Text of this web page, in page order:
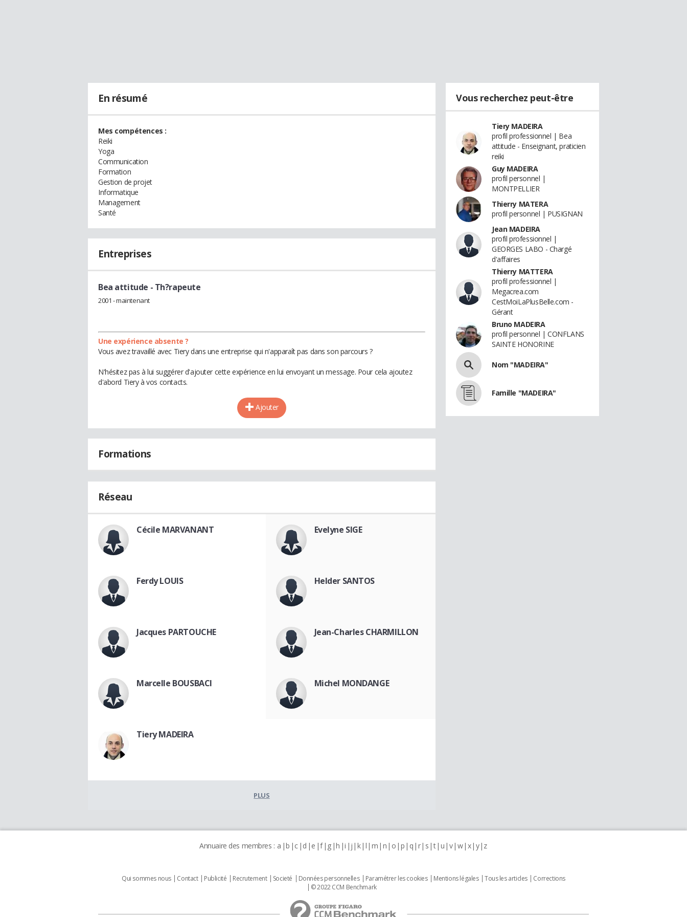
En résumé
Mes compétences :
Reiki
Yoga
Communication
Formation
Gestion de projet
Informatique
Management
Santé
Entreprises
Bea attitude - Th?rapeute
2001 - maintenant
Une expérience absente ?
Vous avez travaillé avec Tiery dans une entreprise qui n'apparaît pas dans son parcours ?
N'hésitez pas à lui suggérer d'ajouter cette expérience en lui envoyant un message. Pour cela ajoutez
d'abord Tiery à vos contacts.
Ajouter
Formations
Réseau
Cécile MARVANANT Evelyne SIGE
Ferdy LOUIS Helder SANTOS
Jacques PARTOUCHE Jean-Charles CHARMILLON
Marcelle BOUSBACI Michel MONDANGE
Tiery MADEIRA
PLUS
Vous recherchez peut-être
Tiery MADEIRA
profil professionnel | Bea
attitude - Enseignant, praticien
reiki
Guy MADEIRA
profil personnel |
MONTPELLIER
Thierry MATERA
profil personnel | PUSIGNAN
Jean MADEIRA
profil professionnel |
GEORGES LABO - Chargé
d'affaires
Thierry MATTERA
profil professionnel |
Megacrea.com
CestMoiLaPlusBelle.com -
Gérant
Bruno MADEIRA
profil personnel | CONFLANS
SAINTE HONORINE
Nom "MADEIRA"
Famille "MADEIRA"
Annuaire des membres : a b c d e f g h i j k l m n o p q r s t u v w x y z
Qui sommes nous Contact Publicité Recrutement Societé Données personnelles Paramétrer les cookies Mentions légales Tous les articles
Corrections
© 2022 CCM Benchmark